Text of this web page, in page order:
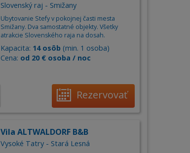
Slovenský raj - Smižany
Ubytovanie Stefy v pokojnej časti mesta
Smižany. Dva samostatné objekty. Všetky
atrakcie Slovenského raja na dosah.
Kapacita: 14 osôb (min. 1 osoba)
Cena: od 20 € osoba / noc
Rezervovať
Vila ALTWALDORF B&B
Vysoké Tatry - Stará Lesná